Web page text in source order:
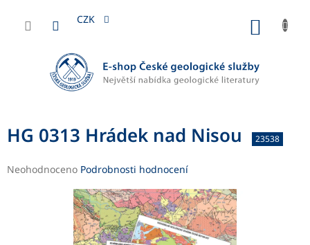
obsah
CZK
HG 0313 Hrádek nad Nisou 23538
Průměrné
Neohodnoceno Podrobnosti hodnocení